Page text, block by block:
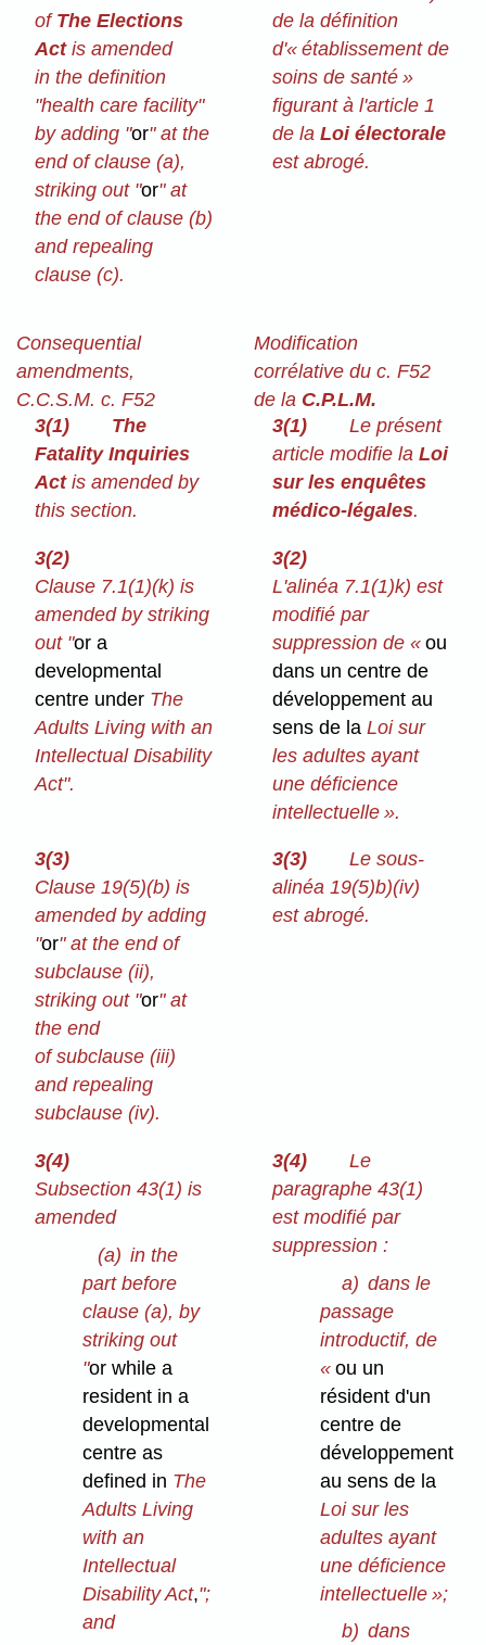
of The Elections
Actis amended
in the definition
"health care facility"
by adding "or" at the
end of clause (a),
striking out "or" at
the end of clause (b)
and repealing
clause (c).
de la définition
d'« établissement de
soins de santé »
figurant à l'article 1
de laLoi électorale
est abrogé.
Consequential
amendments,
C.C.S.M. c. F52
3(1)
The
Fatality Inquiries
Actis amended by
this section.
Modification
corrélative du c. F52
de la C.P.L.M.
3(1)
Le présent
article modifie laLoi
sur les enquêtes
médico-légales.
3(2)
Clause 7.1(1)⁠(k) is
amended by striking
out "or a
developmental
centre under The
Adults Living with an
Intellectual Disability
Act".
3(2)
L'alinéa 7.1(1)k) est
modifié par
suppression de «ou
dans un centre de
développement au
sens de laLoi sur
les adultes ayant
une déficience
intellectuelle ».
3(3)
Clause 19(5)⁠(b) is
amended by adding
"or" at the end of
subclause (ii),
striking out "or" at
the end
of subclause (iii)
and repealing
subclause (iv).
3(3)
Le sous-
alinéa 19(5)b)⁠(iv)
est abrogé.
3(4)
Subsection 43(1) is
amended
(a) in the
part before
clause (a), by
striking out
"or while a
resident in a
developmental
centre as
defined in The
Adults Living
with an
Intellectual
Disability Act,";
and
3(4)
Le
paragraphe 43(1)
est modifié par
suppression :
a) dans le
passage
introductif, de
«ou un
résident d'un
centre de
développement
au sens de la
Loi sur les
adultes ayant
une déficience
intellectuelle »;
b) dans